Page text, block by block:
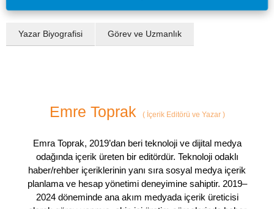
Yazar Biyografisi Görev ve Uzmanlık
Emre Toprak (İçerik Editörü ve Yazar )
Emra Toprak, 2019’dan beri teknoloji ve dijital medya
odağında içerik üreten bir editördür. Teknoloji odaklı
haber/rehber içeriklerinin yanı sıra sosyal medya içerik
planlama ve hesap yönetimi deneyimine sahiptir. 2019–
2024 döneminde ana akım medyada içerik üreticisi